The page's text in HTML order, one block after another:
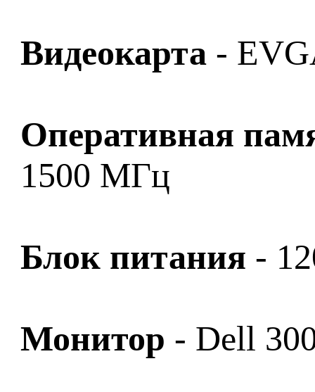
Видеокарта-
Оперативная
1500 МГц
Блок питания -
Монитор - Dell